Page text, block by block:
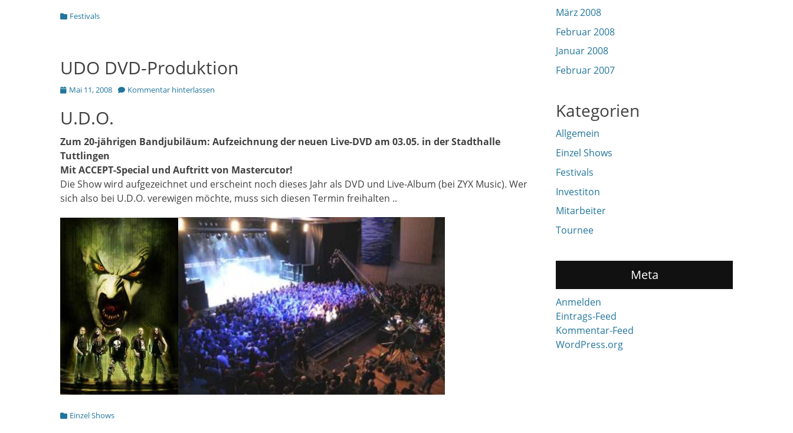
Kategorien
Festivals
UDO DVD-Produktion
Posted
Mai 11, 2008 Kommentar hinterlassen
U.D.O.
Zum 20-jährigen Bandjubiläum: Aufzeichnung der neuen Live-DVD am 03.05. in der Stadthalle
Tuttlingen
Mit ACCEPT-Special und Auftritt von Mastercutor!
Die Show wird aufgezeichnet und erscheint noch dieses Jahr als DVD und Live-Album (bei ZYX Music). Wer
sich also bei U.D.O. verewigen möchte, muss sich diesen Termin freihalten ..
Kategorien
Einzel Shows
März 2008
Februar 2008
Januar 2008
Februar 2007
Kategorien
Allgemein
Einzel Shows
Festivals
Investiton
Mitarbeiter
Tournee
Meta
Anmelden
Eintrags-Feed
Kommentar-Feed
WordPress.org